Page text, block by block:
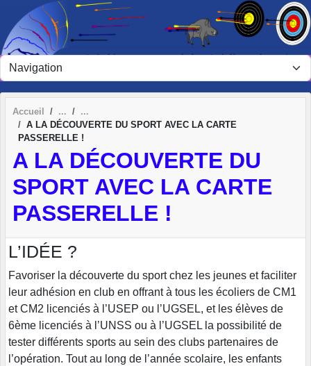
Accueil
A LA DÉCOUVERTE DU SPORT AVEC LA CARTE
PASSERELLE !
A LA DÉCOUVERTE DU
SPORT AVEC LA CARTE
PASSERELLE !
L’IDÉE ?
Favoriser la découverte du sport chez les jeunes et faciliter
leur adhésion en club en offrant à tous les écoliers de CM1
et CM2 licenciés à l’USEP ou l’UGSEL, et les élèves de
6ème licenciés à l’UNSS ou à l’UGSEL la possibilité de
tester différents sports au sein des clubs partenaires de
l’opération. Tout au long de l’année scolaire, les enfants
Panneau de gestion des cookies